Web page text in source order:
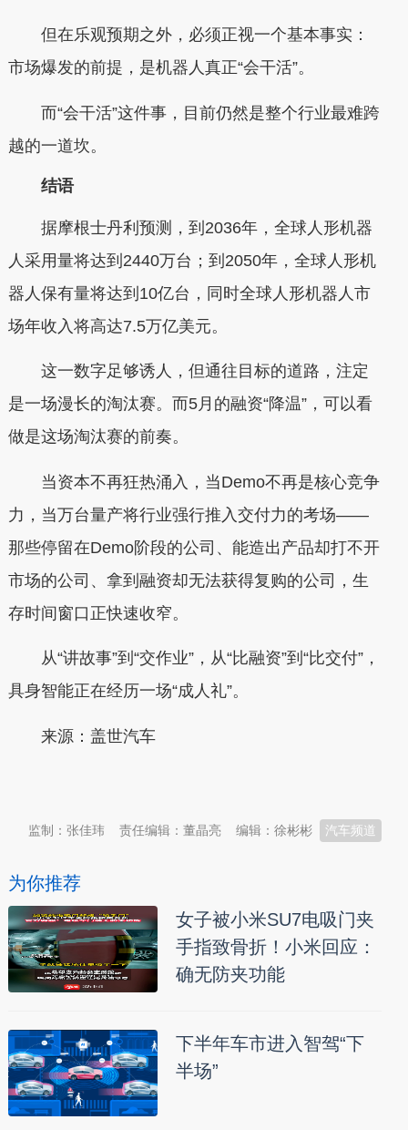
但在乐观预期之外，必须正视一个基本事实：
市场爆发的前提，是机器人真正“会干活”。
而“会干活”这件事，目前仍然是整个行业最难跨
越的一道坎。
结语
据摩根士丹利预测，到2036年，全球人形机器
人采用量将达到2440万台；到2050年，全球人形机
器人保有量将达到10亿台，同时全球人形机器人市
场年收入将高达7.5万亿美元。
这一数字足够诱人，但通往目标的道路，注定
是一场漫长的淘汰赛。而5月的融资“降温”，可以看
做是这场淘汰赛的前奏。
当资本不再狂热涌入，当Demo不再是核心竞争
力，当万台量产将行业强行推入交付力的考场——
那些停留在Demo阶段的公司、能造出产品却打不开
市场的公司、拿到融资却无法获得复购的公司，生
存时间窗口正快速收窄。
从“讲故事”到“交作业”，从“比融资”到“比交付”，
具身智能正在经历一场“成人礼”。
来源：盖世汽车
汽车频道
编辑：徐彬彬
责任编辑：董晶亮
监制：张佳玮
为你推荐
女子被小米SU7电吸门夹
手指致骨折！小米回应：
确无防夹功能
下半年车市进入智驾“下
半场”